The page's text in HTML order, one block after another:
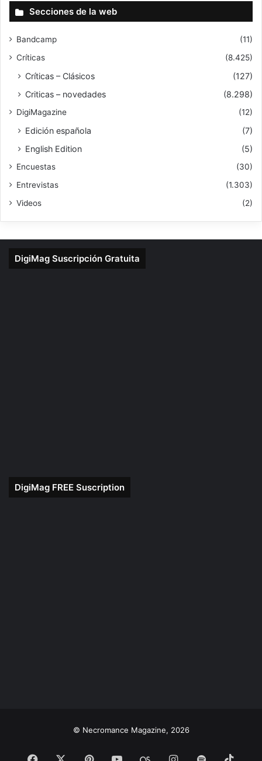
Secciones de la web
Bandcamp
(11)
Críticas
(8.425)
Críticas – Clásicos
(127)
Criticas – novedades
(8.298)
DigiMagazine (12)
Edición española
(7)
English Edition
(5)
Encuestas
(30)
Entrevistas
(1.303)
Videos
(2)
DigiMag Suscripción Gratuita
DigiMag FREE Suscription
© Necromance Magazine, 2026